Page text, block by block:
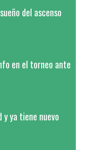
del ascenso
en el torneo ante
y ya tiene nuevo